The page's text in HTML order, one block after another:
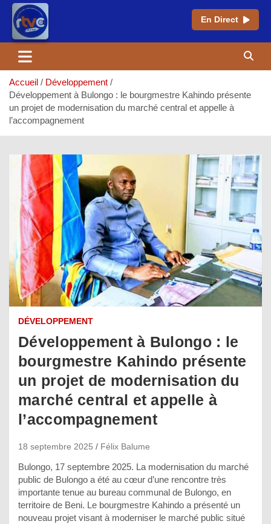
En Direct
contenu
Accueil
Développement
Développement à Bulongo : le bourgmestre Kahindo présente
un projet de modernisation du marché central et appelle à
l’accompagnement
DÉVELOPPEMENT
Développement à Bulongo : le
bourgmestre Kahindo présente
un projet de modernisation du
marché central et appelle à
l’accompagnement
18 septembre 2025 Félix Balume
Bulongo, 17 septembre 2025. La modernisation du marché
public de Bulongo a été au cœur d’une rencontre très
importante tenue au bureau communal de Bulongo, en
territoire de Beni. Le bourgmestre Kahindo a présenté un
nouveau projet visant à moderniser le marché public situé